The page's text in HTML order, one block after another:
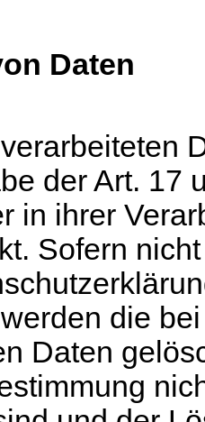
Daten
der Art. 17
in ihrer
Sofern
die
Daten